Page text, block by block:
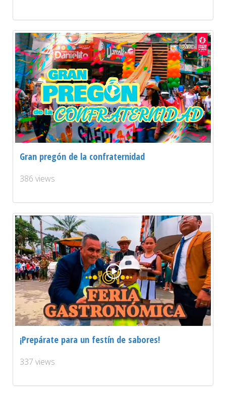
Gran pregón de la confraternidad
386 views
¡Prepárate para un festín de sabores!
337 views